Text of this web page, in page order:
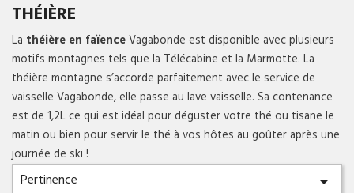
THÉIÈRE
La théière en faïence Vagabonde est disponible avec plusieurs
motifs montagnes tels que la Télécabine et la Marmotte. La
théière montagne s’accorde parfaitement avec le service de
vaisselle Vagabonde, elle passe au lave vaisselle. Sa contenance
est de 1,2L ce qui est idéal pour déguster votre thé ou tisane le
matin ou bien pour servir le thé à vos hôtes au goûter après une
journée de ski !
Pertinence 